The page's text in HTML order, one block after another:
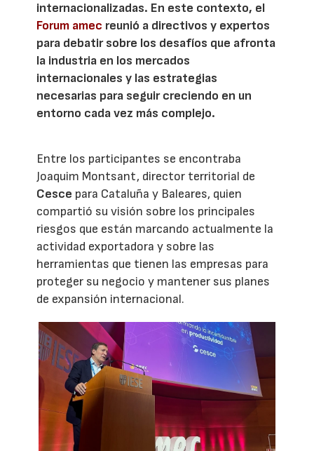
internacionalizadas. En este contexto, el
Forum amec reunió a directivos y expertos
para debatir sobre los desafíos que afronta
la industria en los mercados
internacionales y las estrategias
necesarias para seguir creciendo en un
entorno cada vez más complejo.
Entre los participantes se encontraba
Joaquim Montsant, director territorial de
Cesce para Cataluña y Baleares, quien
compartió su visión sobre los principales
riesgos que están marcando actualmente la
actividad exportadora y sobre las
herramientas que tienen las empresas para
proteger su negocio y mantener sus planes
de expansión internacional.